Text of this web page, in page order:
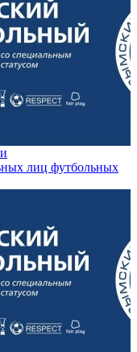
лиц футбольных